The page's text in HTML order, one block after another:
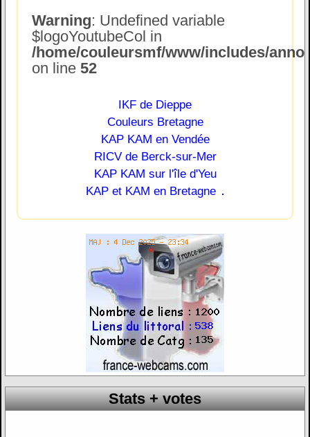
Warning: Undefined variable
$logoYoutubeCol in
/home/couleursmf/www/includes/
on line 52
IKF de Dieppe
Couleurs Bretagne
KAP KAM en Vendée
RICV de Berck-sur-Mer
KAP KAM sur l'île d'Yeu
KAP et KAM en Bretagne .
Stats + votes